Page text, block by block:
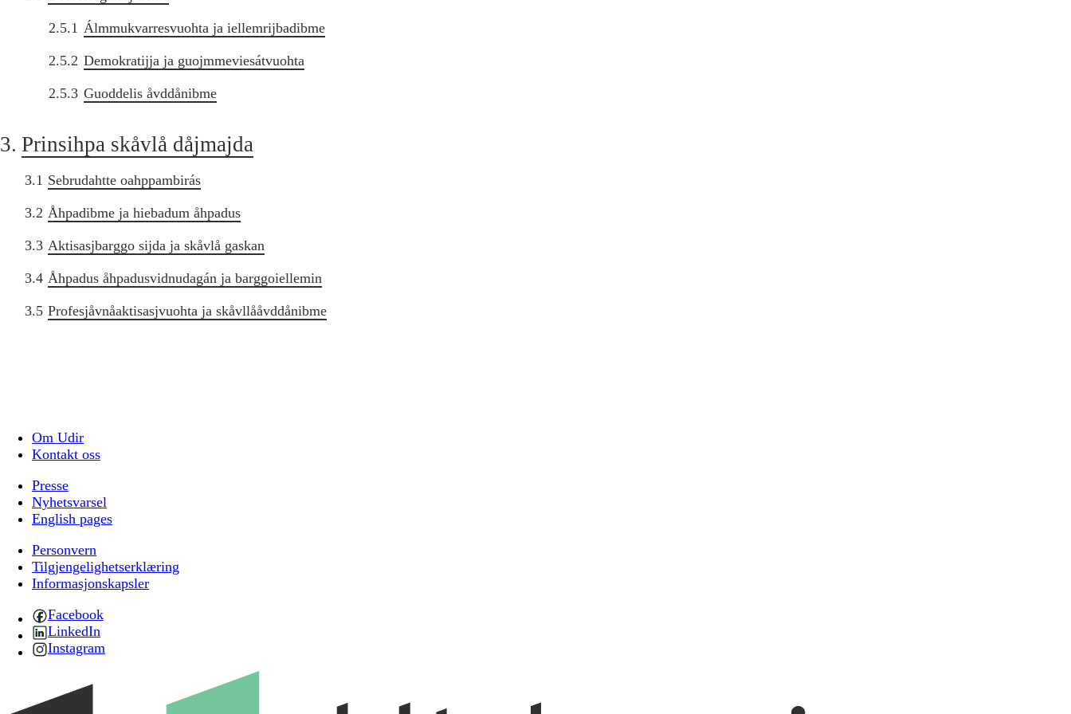
2.5.1 Álmmukvarresvuohta ja iellemrijbadibme
2.5.2 Demokratijja ja guojmmeviesátvuohta
2.5.3 Guoddelis åvddånibme
3. Prinsihpa skåvlå dåjmajda
3.1 Sebrudahtte oahppambirás
3.2 Åhpadibme ja hiebadum åhpadus
3.3 Aktisasjbarggo sijda ja skåvlå gaskan
3.4 Åhpadus åhpadusvidnudagán ja barggoiellemin
3.5 Profesjåvnåaktisasjvuohta ja skåvllååvddånibme
Om Udir
Kontakt oss
Presse
Nyhetsvarsel
English pages
Personvern
Tilgjengelighetserklæring
Informasjonskapsler
Facebook
LinkedIn
Instagram